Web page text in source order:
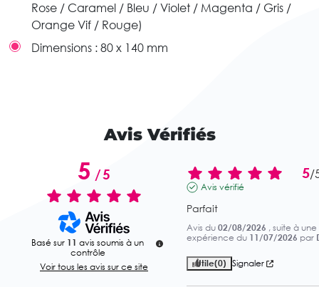
Rose / Caramel / Bleu / Violet / Magenta / Gris /
Orange Vif / Rouge)
Dimensions : 80 x 140 mm
Avis Vérifiés
5/5
Basé sur 11 avis soumis à un
contrôle
Voir tous les avis sur ce site
5/
Avis vérifié
Parfait
Avis du 02/08/2026 , suite à une
expérience du 11/07/2026 par
Utile(0) Signaler